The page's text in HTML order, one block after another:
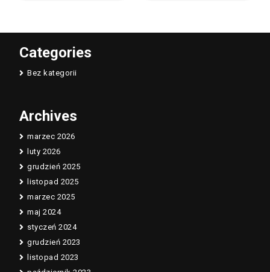
Categories
Bez kategorii
Archives
marzec 2026
luty 2026
grudzień 2025
listopad 2025
marzec 2025
maj 2024
styczeń 2024
grudzień 2023
listopad 2023